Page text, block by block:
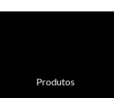
Produtos